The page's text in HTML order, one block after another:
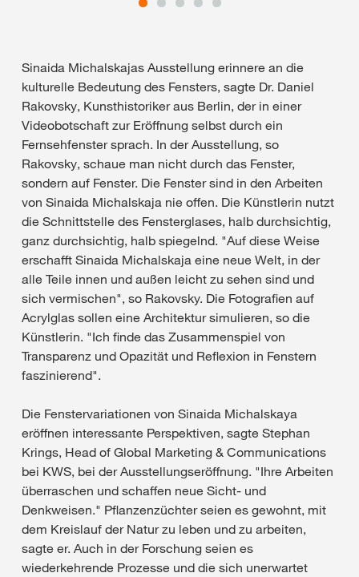
Sinaida Michalskajas Ausstellung erinnere an die
kulturelle Bedeutung des Fensters, sagte Dr. Daniel
Rakovsky, Kunsthistoriker aus Berlin, der in einer
Videobotschaft zur Eröffnung selbst durch ein
Fernsehfenster sprach. In der Ausstellung, so
Rakovsky, schaue man nicht durch das Fenster,
sondern auf Fenster. Die Fenster sind in den Arbeiten
von Sinaida Michalskaja nie offen. Die Künstlerin nutzt
die Schnittstelle des Fensterglases, halb durchsichtig,
ganz durchsichtig, halb spiegelnd. "Auf diese Weise
erschafft Sinaida Michalskaja eine neue Welt, in der
alle Teile innen und außen leicht zu sehen sind und
sich vermischen", so Rakovsky. Die Fotografien auf
Acrylglas sollen eine Architektur simulieren, so die
Künstlerin. "Ich finde das Zusammenspiel von
Transparenz und Opazität und Reflexion in Fenstern
faszinierend".
Die Fenstervariationen von Sinaida Michalskaya
eröffnen interessante Perspektiven, sagte Stephan
Krings, Head of Global Marketing & Communications
bei KWS, bei der Ausstellungseröffnung. "Ihre Arbeiten
überraschen und schaffen neue Sicht- und
Denkweisen." Pflanzenzüchter seien es gewohnt, mit
dem Kreislauf der Natur zu leben und zu arbeiten,
sagte er. Auch in der Forschung seien es
wiederkehrende Prozesse und die sich unerwartet